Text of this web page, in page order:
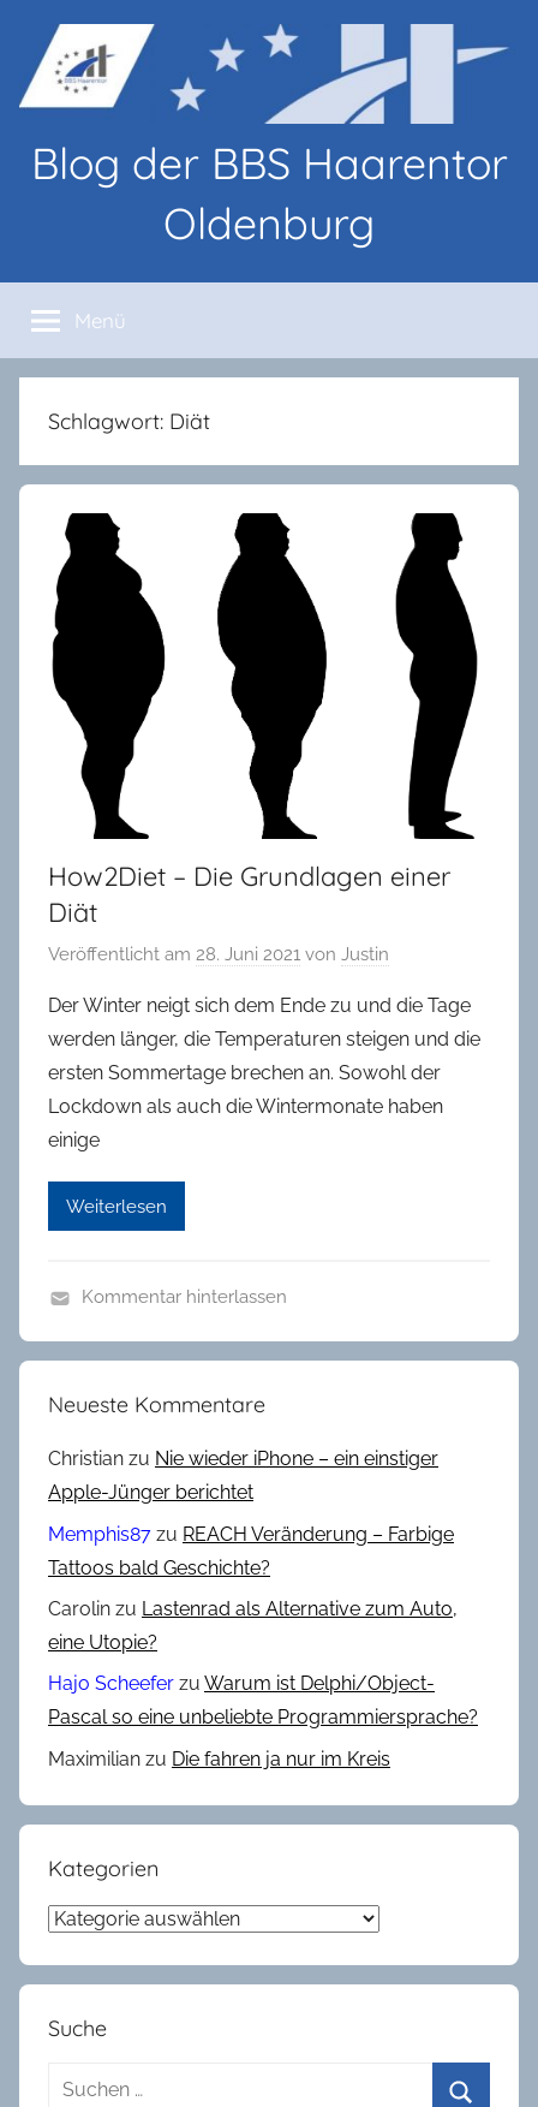
Inhalt
springen
Blog der BBS Haarentor
Oldenburg
von
Lernenden
und
Lehrenden
den
Haarentor
Oldenburg
Menü
Schlagwort: Diät
How2Diet – Die Grundlagen einer
Diät
Veröffentlicht am 28. Juni 2021 von Justin
Der Winter neigt sich dem Ende zu und die Tage
werden länger, die Temperaturen steigen und die
ersten Sommertage brechen an. Sowohl der
Lockdown als auch die Wintermonate haben
einige
Weiterlesen
p
t
Kommentar hinterlassen
Neueste Kommentare
Christian zu Nie wieder iPhone – ein einstiger
Apple-Jünger berichtet
Memphis87 zu REACH Veränderung – Farbige
Tattoos bald Geschichte?
Carolin zu Lastenrad als Alternative zum Auto,
eine Utopie?
Hajo Scheefer zu Warum ist Delphi/Object-
Pascal so eine unbeliebte Programmiersprache?
Maximilian zu Die fahren ja nur im Kreis
Kategorien
Kategorien
Suche
Suchen